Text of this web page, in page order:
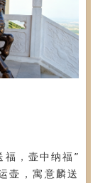
福，壶中纳福”
壶，寓意麟送